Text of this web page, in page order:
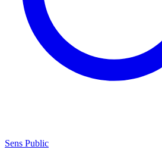
Sens Public